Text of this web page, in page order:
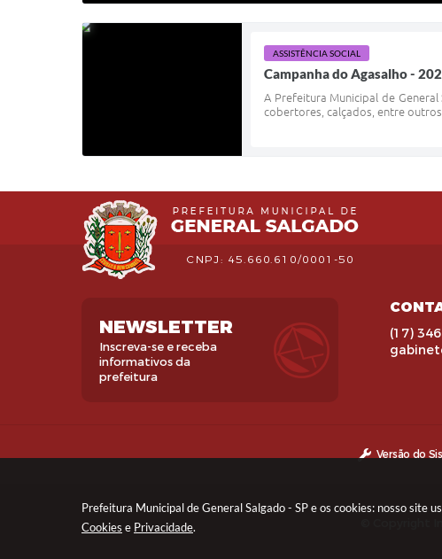
Prefeitura Municipal de General Salgado - SP e os cookies: nosso site
Cookies e Privacidade.
ASSISTÊNCIA SOCIAL
Campanha do Agasalho -
A Prefeitura Municipal de
cobertores, calçados, entre
CNPJ: 45.660.610/0001-50
NEWSLETTER
Inscreva-se e receba
informativos da
prefeitura
(17)
Versão do